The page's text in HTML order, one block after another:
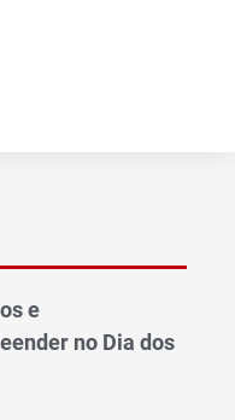
e
no Dia dos